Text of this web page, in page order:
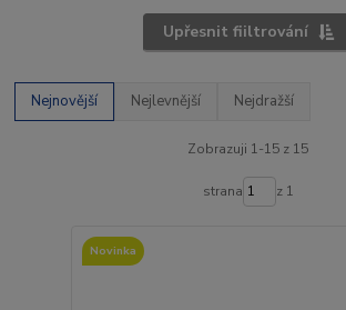
Upřesnit fiiltrování
Nejnovější Nejlevnější Nejdražší
Zobrazuji 1-15 z 15
strana z 1
Novinka